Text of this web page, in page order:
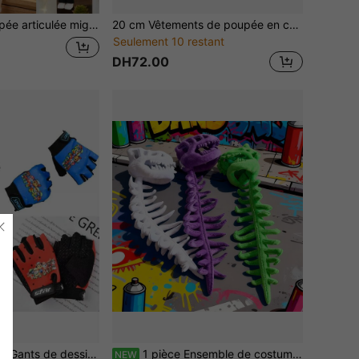
des vêtements de poupée en peluche, un cadeau créatif pour l'anniversaire et les fêtes, décoration de chambre de fille, poupée d'art de collection anti-stress, jouet de déguisement DIY
20 cm Vêtements de poupée en coton, robe de princesse fraîche de style Lolita (poupée non incluse)
Seulement 10 restant
DH72.00
Paw Patrol 1 pièce Gants de dessin animé Pat'Patrouille, mignons, chauds et confortables, convenant pour le cyclisme en plein air, le port quotidien, les voyages et les sports de plein air, choix de cadeau parfait pour la Saint-Valentin, Thanksgiving, Halloween, Noël ou l'anniversaire (style aléatoire)
NEW 1 pièce Ensemble de costume de dinosaure, tenue de squelette de dinosaure réaliste, bandeau de tête en peluche avec crâne et colonne vertébrale pour Halloween, dinosaure Halloween Noël, sans électricité, cadeau parfait